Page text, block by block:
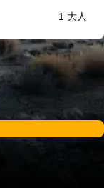
1 大人